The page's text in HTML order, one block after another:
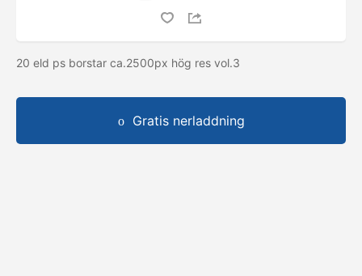
20 eld ps borstar ca.2500px hög res vol.3
Gratis nerladdning